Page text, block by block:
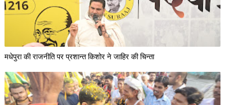
मधेपुरा की राजनीति पर प्रशान्त किशोर ने जाहिर की चिन्ता